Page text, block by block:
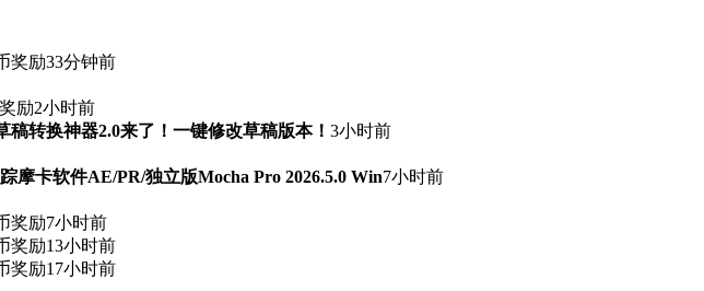
奖励33分钟前
励2小时前
稿转换神器2.0来了！一键修改草稿版本！ 3小时前
摩卡软件AE/PR/独立版Mocha Pro 2026.5.0 Win7小时前
奖励7小时前
奖励13小时前
奖励17小时前